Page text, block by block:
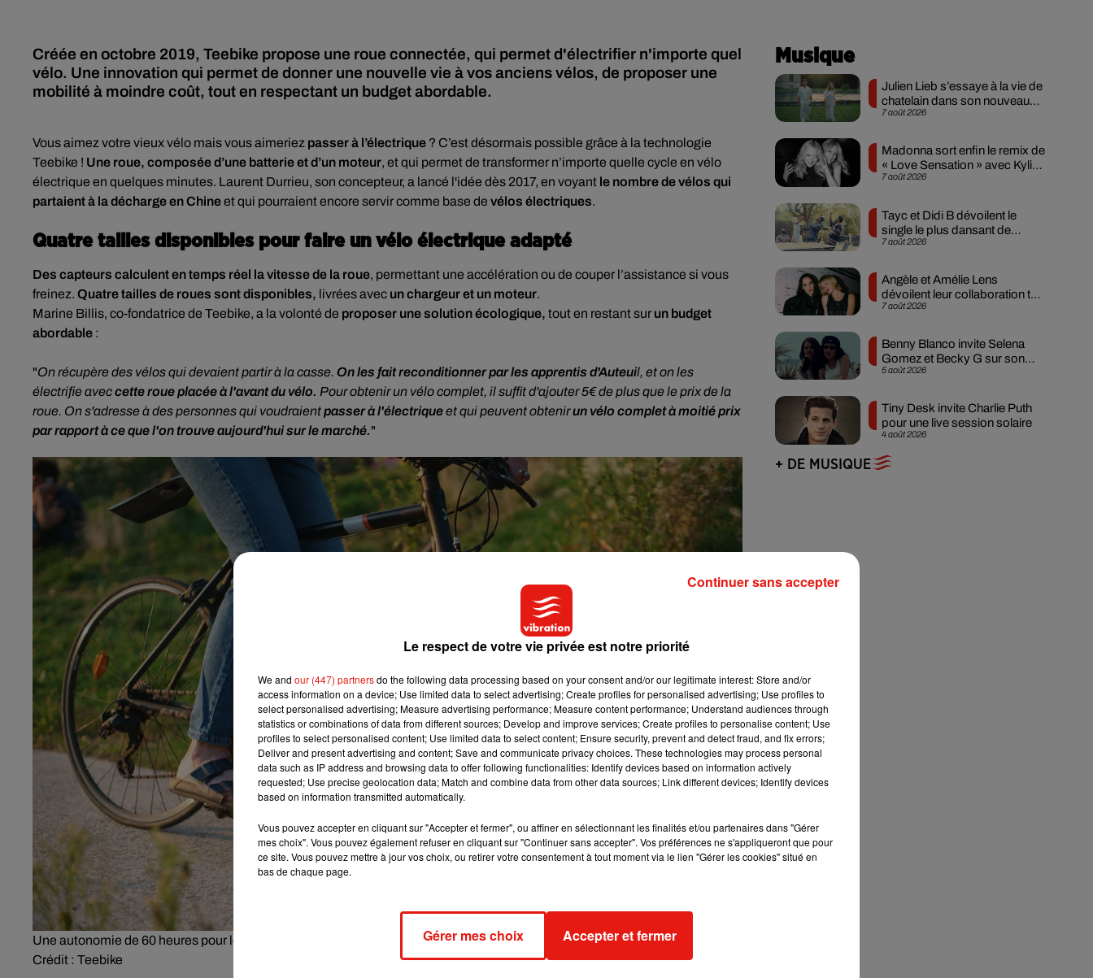
Créée en octobre 2019, Teebike propose une roue connectée, qui permet d'électrifier n'importe quel
vélo. Une innovation qui permet de donner une nouvelle vie à vos anciens vélos, de proposer une
mobilité à moindre coût, tout en respectant un budget abordable.
Vous aimez votre vieux vélo mais vous aimeriez passer à l’électrique ? C’est désormais possible grâce à la technologie
Teebike ! Une roue, composée d’une batterie et d’un moteur, et qui permet de transformer n’importe quelle cycle en vélo
électrique en quelques minutes. Laurent Durrieu, son concepteur, a lancé l'idée dès 2017, en voyant le nombre de vélos qui
partaient à la décharge en Chineet qui pourraient encore servir comme base de vélos électriques.
Quatre tailles disponibles pour faire un vélo électrique adapté
Des capteurs calculent en temps réel la vitesse de la roue, permettant une accélération ou de couper l’assistance si vous
freinez. Quatre tailles de roues sont disponibles, livrées avec un chargeur et un moteur.
Marine Billis, co-fondatrice de Teebike, a la volonté de proposer une solution écologique, tout en restant sur un budget
abordable :
"On récupère des vélos qui devaient partir à la casse. On les fait reconditionner par les apprentis d'Auteuil, et on les
électrifie aveccette roue placée à l'avant du vélo. Pour obtenir un vélo complet, il suffit d'ajouter 5€ de plus que le prix de la
roue. On s'adresse à des personnes qui voudraientpasser à l'électriqueet qui peuvent obtenirun vélo complet à moitié prix
par rapport à ce que l'on trouve aujourd'hui surlemarché."
Une autonomie de 60 heures pour les roues Teebike.
Crédit : Teebike
Musique
7 août 2026
Julien Lieb s’essaye à la vie de
chatelain dans son nouveau
clip
7 août 2026
Madonna sort enfin le remix de
« Love Sensation » avec Kylie
Minogue
7 août 2026
Tayc et Didi B dévoilent le
single le plus dansant de
l’année
7 août 2026
Angèle et Amélie Lens
dévoilent leur collaboration tant
attendue
5 août 2026
Benny Blanco invite Selena
Gomez et Becky G sur son
nouveau single
4 août 2026
Tiny Desk invite Charlie Puth
pour une live session solaire
+ DE MUSIQUE
Le respect de votre vie privée est notre priorité
We and our (447) partnersdo the following data processing based on your consent and/or our legitimate interest: Store and/or
access information on a device; Use limited data to select advertising; Create profiles for personalised advertising; Use profiles to
select personalised advertising; Measure advertising performance; Measure content performance; Understand audiences through
statistics or combinations of data from different sources; Develop and improve services; Create profiles to personalise content; Use
profiles to select personalised content; Use limited data to select content; Ensure security, prevent and detect fraud, and fix errors;
Deliver and present advertising and content; Save and communicate privacy choices. These technologies may process personal
data such as IP address and browsing data to offer following functionalities: Identify devices based on information actively
requested; Use precise geolocation data; Match and combine data from other data sources; Link different devices; Identify devices
based on information transmitted automatically.
Vous pouvez accepter en cliquant sur "Accepter et fermer", ou affiner en sélectionnant les finalités et/ou partenaires dans "Gérer
mes choix". Vous pouvez également refuser en cliquant sur "Continuer sans accepter". Vos préférences ne s'appliqueront que pour
ce site. Vous pouvez mettre à jour vos choix, ou retirer votre consentement à tout moment via le lien "Gérer les cookies" situé en
bas de chaque page.
Gérer mes choix Accepter et fermer
Continuer sans accepter